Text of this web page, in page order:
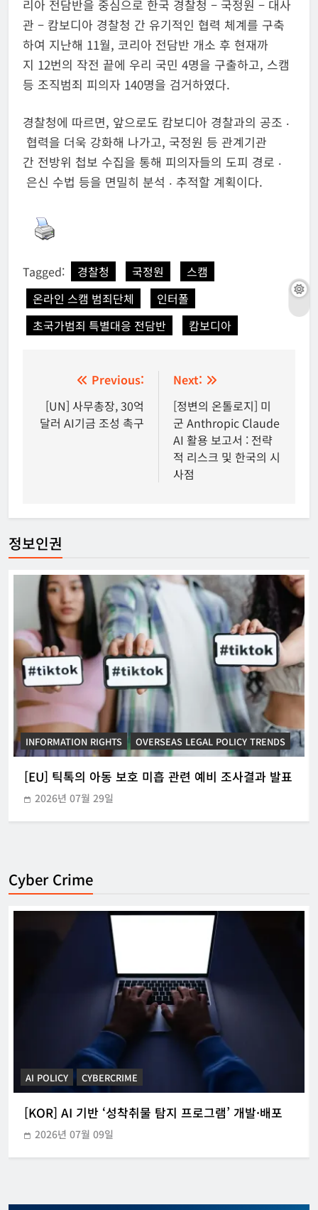
리아 전담반을 중심으로 한국 경찰청 – 국정원 – 대사
관 – 캄보디아 경찰청 간 유기적인 협력 체계를 구축
하여 지난해 11월, 코리아 전담반 개소 후 현재까
지 12번의 작전 끝에 우리 국민 4명을 구출하고, 스캠
등 조직범죄 피의자 140명을 검거하였다.
경찰청에 따르면, 앞으로도 캄보디아 경찰과의 공조 ‧
협력을 더욱 강화해 나가고, 국정원 등 관계기관
간 전방위 첩보 수집을 통해 피의자들의 도피 경로 ‧
은신 수법 등을 면밀히 분석 ‧ 추적할 계획이다.
Tagged: 경찰청 국정원
스캠
온라인 스캠 범죄단체
인터폴
초국가범죄 특별대응 전담반
캄보디아
탐
색
Previous:
[UN] 사무총장, 30억
달러 AI기금 조성 촉구
Next:
[정변의 온톨로지] 미
군 Anthropic Claude
AI 활용 보고서 : 전략
적 리스크 및 한국의 시
사점
정보인권
INFORMATION RIGHTS KOREAN ICT POLICY TRENDS
[KOR] ‘본인전송요구권’ 사전협의 지원 시범운영
2026년 07월 21일
Cyber Crime
CYBERCRIME POLICE INVESTIGATION ANNOUNCEMENT
[KOR] 3대 참사 허위정보 퍼뜨린 피의자 구속
2026년 05월 31일